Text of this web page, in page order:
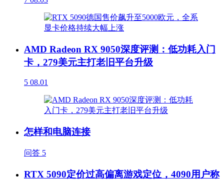
AMD Radeon RX 9050深度评测：低功耗入门
卡，279美元主打老旧平台升级
5 08.01
怎样和电脑连接
问答 5
RTX 5090定价过高偏离游戏定位，4090用户称